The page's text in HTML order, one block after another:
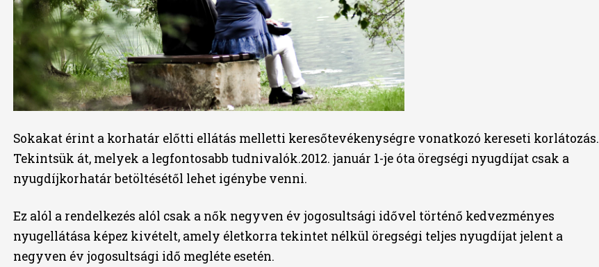
Sokakat érint a korhatár előtti ellátás melletti keresőtevékenységre vonatkozó kereseti korlátozás.
Tekintsük át, melyek a legfontosabb tudnivalók.2012. január 1-je óta öregségi nyugdíjat csak a
nyugdíjkorhatár betöltésétől lehet igénybe venni.
Ez alól a rendelkezés alól csak a nők negyven év jogosultsági idővel történő kedvezményes
nyugellátása képez kivételt, amely életkorra tekintet nélkül öregségi teljes nyugdíjat jelent a
negyven év jogosultsági idő megléte esetén.